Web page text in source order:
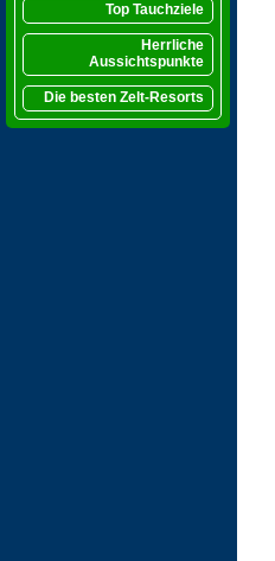
Top Tauchziele
Herrliche
Aussichtspunkte
Die besten Zelt-Resorts